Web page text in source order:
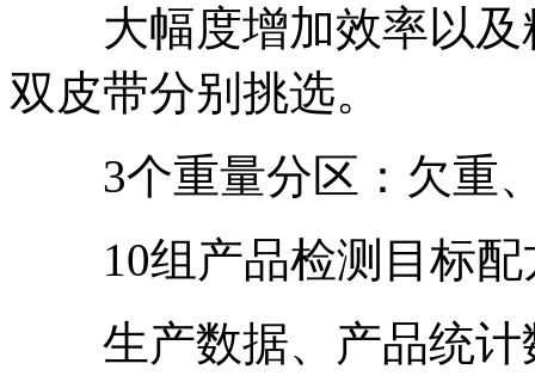
大幅度增加效率以及
双皮带分别挑选。
3个重量分区：欠重
10组产品检测目标配
生产数据、产品统计